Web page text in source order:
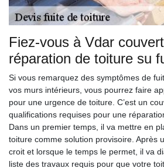
Fiez-vous à Vdar
réparation de toiture su
Si vous remarquez des symptômes de
vos murs intérieurs, vous pourrez faire
pour une urgence de toiture. C’est un
qualifications requises pour une
Dans un premier temps, il va mettre en
toiture comme solution provisoire. Après
croit et lorsque le temps le permet, il va
liste des travaux requis pour que votre